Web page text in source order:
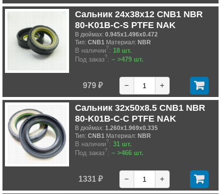
Сальник 24x38x12 CNB1 NBR
80-K01B-C-S PTFE NAK
В дюймах: 0.945x1.496x0.472
Тип: CNB1 Материал: NBR
В наличии?: 18 шт.
Под заказ?: ~ >479 шт.
979 ₽ − +
Сальник 32x50x8.5 CNB1 NBR
80-K01B-C-C PTFE NAK
В дюймах: 1.260x1.969x0.335
Тип: CNB1 Материал: NBR
В наличии?: 31 шт.
Под заказ?: ~ >466 шт.
1331 ₽ − +